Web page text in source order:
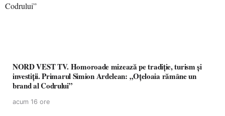
NORD VEST TV. Homoroade mizează pe tradiție, turism și
investiții. Primarul Simion Ardelean: „Oțeloaia rămâne un
brand al Codrului”
acum 16 ore